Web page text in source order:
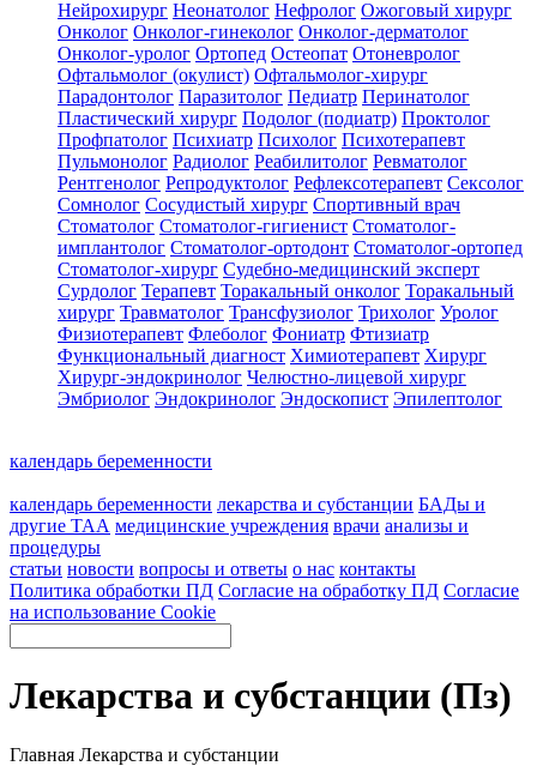
Нейрохирург Неонатолог Нефролог Ожоговый хирург
Онколог Онколог-гинеколог Онколог-дерматолог
Онколог-уролог Ортопед Остеопат Отоневролог
Офтальмолог (окулист) Офтальмолог-хирург
Парадонтолог Паразитолог Педиатр Перинатолог
Пластический хирург Подолог (подиатр) Проктолог
Профпатолог Психиатр Психолог Психотерапевт
Пульмонолог Радиолог Реабилитолог Ревматолог
Рентгенолог Репродуктолог Рефлексотерапевт Сексолог
Сомнолог Сосудистый хирург Спортивный врач
Стоматолог Стоматолог-гигиенист Стоматолог-
имплантолог Стоматолог-ортодонт Стоматолог-ортопед
Стоматолог-хирург Судебно-медицинский эксперт
Сурдолог Терапевт Торакальный онколог Торакальный
хирург Травматолог Трансфузиолог Трихолог Уролог
Физиотерапевт Флеболог Фониатр Фтизиатр
Функциональный диагност Химиотерапевт Хирург
Хирург-эндокринолог Челюстно-лицевой хирург
Эмбриолог Эндокринолог Эндоскопист Эпилептолог
календарь беременности
календарь беременности лекарства и субстанции БАДы и
другие ТАА медицинские учреждения врачи анализы и
процедуры
статьи новости вопросы и ответы о нас контакты
Политика обработки ПД Согласие на обработку ПД Согласие
на использование Cookie
Лекарства и субстанции (Пз)
Главная Лекарства и субстанции